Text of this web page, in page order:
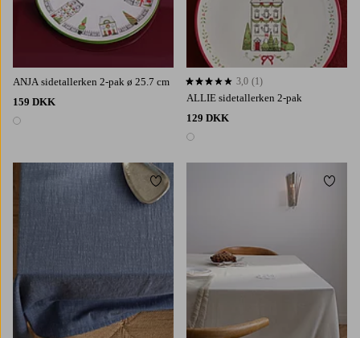
ANJA sidetallerken 2-pak ø 25.7 cm
159 DKK
1 farve
ALLIE sidetallerken 2-pak
129 DKK
1 farve
3,0 baseret på 1 bedømmelser
3,0 (1)
Tilføj til favoritter Tilføj